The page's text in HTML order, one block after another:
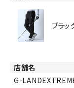
ブラッ
店舗名
G-